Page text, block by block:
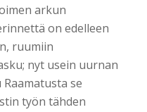
arkun
on edelleen
ruumiin
nyt usein uurnan
se
työn tähden